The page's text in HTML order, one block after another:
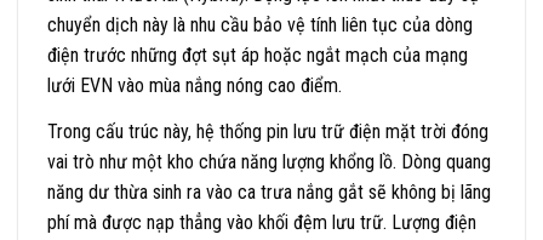
chuyển dịch này là nhu cầu bảo vệ tính liên tục của dòng
điện trước những đợt sụt áp hoặc ngắt mạch của mạng
lưới EVN vào mùa nắng nóng cao điểm.
Trong cấu trúc này, hệ thống pin lưu trữ điện mặt trời đóng
vai trò như một kho chứa năng lượng khổng lồ. Dòng quang
năng dư thừa sinh ra vào ca trưa nắng gắt sẽ không bị lãng
phí mà được nạp thẳng vào khối đệm lưu trữ. Lượng điện